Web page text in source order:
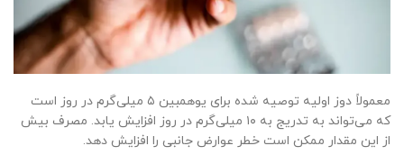
معمولاً دوز اولیه توصیه شده برای یوهمبین ۵ میلی‌گرم در روز است
که می‌تواند به تدریج به ۱۰ میلی‌گرم در روز افزایش یابد. مصرف بیش
از این مقدار ممکن است خطر عوارض جانبی را افزایش دهد.